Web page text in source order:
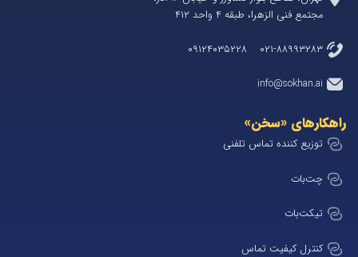
مجتمع فنی الزهرا، طبقه ۴ واحد ۴۱۲
۰۲۱-۸۸۹۹۳۲۸۳ ۰۹۱۲۴۰۳۵۲۲۸
info@sokhan.ai
راهکارهای «سخن»
توزیع کننده تماس تلفنی
چت‌بات
تیکت‌بات
کنترل کیفیت تماس